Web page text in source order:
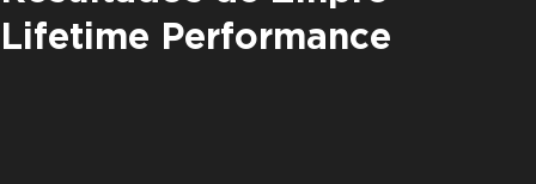
Lifetime Performance